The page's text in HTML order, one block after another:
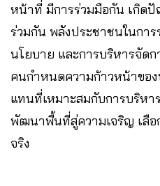
หน้าที่ มีการร่วมมือกัน เกิด
ร่วมกัน พลังประชาชนในกา
นโยบาย และการบริหารจัด
คนกำหนดความก้าวหน้าขอ
แทนที่เหมาะสมกับการบริห
พัฒนาพื้นที่สู่ความเจริญ เลื
จริง